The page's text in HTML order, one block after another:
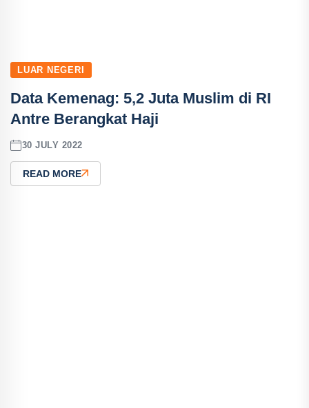
LUAR NEGERI
Data Kemenag: 5,2 Juta Muslim di RI
Antre Berangkat Haji
30 JULY 2022
READ MORE